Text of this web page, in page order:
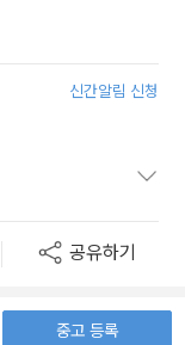
신간알림 신청
공유하기
중고 등록